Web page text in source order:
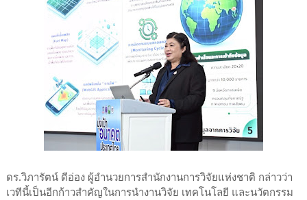
ดร.วิภารัตน์ ดีอ่อง ผู้อำนวยการสํานักงานการวิจัยแห่งชาติ กล่าวว่า
เวทีนี้เป็นอีกก้าวสำคัญในการนำงานวิจัย เทคโนโลยี และนวัตกรรม